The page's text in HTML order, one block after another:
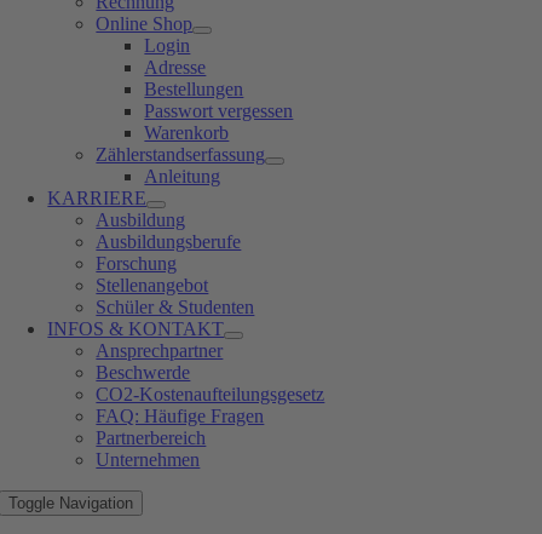
Online Shop
Login
Adresse
Bestellungen
Passwort vergessen
Warenkorb
Zählerstandserfassung
Anleitung
KARRIERE
Ausbildung
Ausbildungsberufe
Forschung
Stellenangebot
Schüler & Studenten
INFOS & KONTAKT
Ansprechpartner
Beschwerde
CO2-Kostenaufteilungsgesetz
FAQ: Häufige Fragen
Partnerbereich
Unternehmen
Toggle Navigation